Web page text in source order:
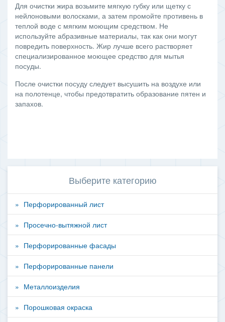
Для очистки жира возьмите мягкую губку или щетку с
нейлоновыми волосками, а затем промойте противень в
теплой воде с мягким моющим средством. Не
используйте абразивные материалы, так как они могут
повредить поверхность. Жир лучше всего растворяет
специализированное моющее средство для мытья
посуды.
После очистки посуду следует высушить на воздухе или
на полотенце, чтобы предотвратить образование пятен и
запахов.
Выберите категорию
Перфорированный лист
Просечно-вытяжной лист
Перфорированные фасады
Перфорированные панели
Металлоизделия
Порошковая окраска